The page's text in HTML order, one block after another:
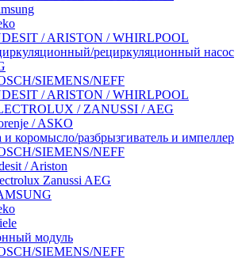
/ ARISTON / WHIRLPOOL
рециркуляционный насос
SIEMENS/NEFF
/ ARISTON / WHIRLPOOL
/ ZANUSSI / AEG
/ ASKO
и коромысло/разбрызгиватель и импеллер
SIEMENS/NEFF
/ Ariston
Zanussi AEG
модуль
SIEMENS/NEFF